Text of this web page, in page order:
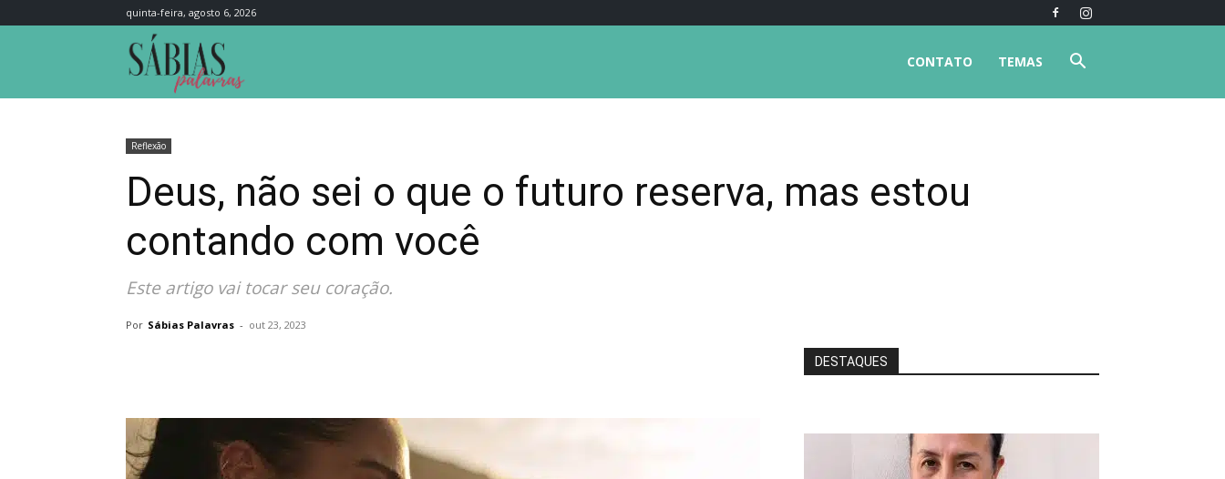
quinta-feira, agosto 6, 2026
TEMAS
CONTATO
Reflexão
Deus, não sei o que o futuro reserva, mas estou
contando com você
Este artigo vai tocar seu coração.
Por Sábias Palavras - out 23, 2023
DESTAQUES